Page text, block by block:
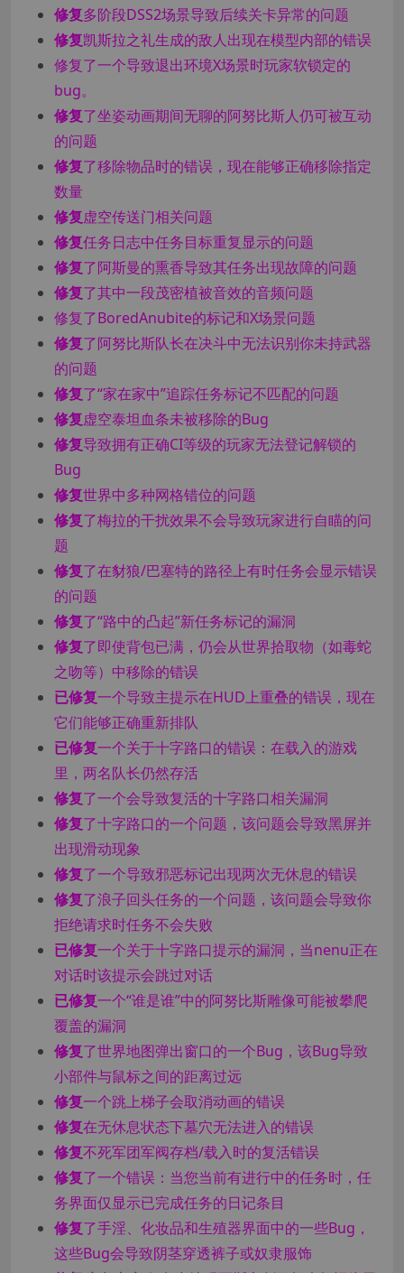
修复多阶段DSS2场景导致后续关卡异常的问题
修复凯斯拉之礼生成的敌人出现在模型内部的错误
修复了一个导致退出环境X场景时玩家软锁定的
bug。
修复了坐姿动画期间无聊的阿努比斯人仍可被互动
的问题
修复了移除物品时的错误，现在能够正确移除指定
数量
修复虚空传送门相关问题
修复任务日志中任务目标重复显示的问题
修复了阿斯曼的熏香导致其任务出现故障的问题
修复了其中一段茂密植被音效的音频问题
修复了BoredAnubite的标记和X场景问题
修复了阿努比斯队长在决斗中无法识别你未持武器
的问题
修复了“家在家中”追踪任务标记不匹配的问题
修复虚空泰坦血条未被移除的Bug
修复导致拥有正确CI等级的玩家无法登记解锁的
Bug
修复世界中多种网格错位的问题
修复了梅拉的干扰效果不会导致玩家进行自瞄的问
题
修复了在豺狼/巴塞特的路径上有时任务会显示错误
的问题
修复了“路中的凸起”新任务标记的漏洞
修复了即使背包已满，仍会从世界拾取物（如毒蛇
之吻等）中移除的错误
已修复一个导致主提示在HUD上重叠的错误，现在
它们能够正确重新排队
已修复一个关于十字路口的错误：在载入的游戏
里，两名队长仍然存活
修复了一个会导致复活的十字路口相关漏洞
修复了十字路口的一个问题，该问题会导致黑屏并
出现滑动现象
修复了一个导致邪恶标记出现两次无休息的错误
修复了浪子回头任务的一个问题，该问题会导致你
拒绝请求时任务不会失败
已修复一个关于十字路口提示的漏洞，当nenu正在
对话时该提示会跳过对话
已修复一个“谁是谁”中的阿努比斯雕像可能被攀爬
覆盖的漏洞
修复了世界地图弹出窗口的一个Bug，该Bug导致
小部件与鼠标之间的距离过远
修复一个跳上梯子会取消动画的错误
修复在无休息状态下墓穴无法进入的错误
修复不死军团军阀存档/载入时的复活错误
修复了一个错误：当您当前有进行中的任务时，任
务界面仅显示已完成任务的日记条目
修复了手淫、化妆品和生殖器界面中的一些Bug，
这些Bug会导致阴茎穿透裤子或奴隶服饰